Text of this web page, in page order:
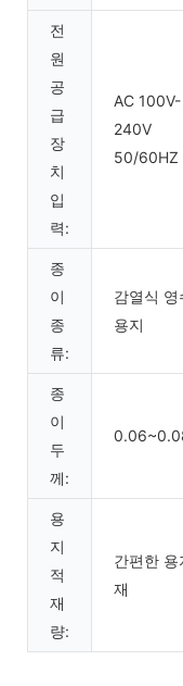
전
원
공
급
장
치
입
력:
AC 100V-
240V
50/60HZ
종
이
종
류:
감열식 영
용지
종
이
두
께:
용
지
적
재
량:
간편한 용
재